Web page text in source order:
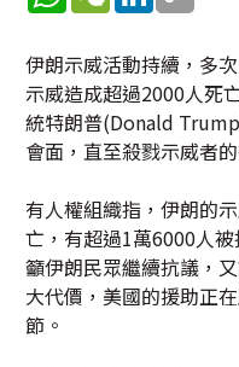
伊朗示威活動持續，多
示威造成超過2000人死
統特朗普(Donald
會面，直至殺戮示威者
有人權組織指，伊朗的
亡，有超過1萬6000人
籲伊朗民眾繼續抗議，
大代價，美國的援助正
節。